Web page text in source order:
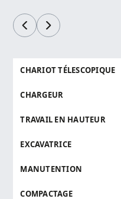
PrécédentSuivant
CHARIOT TÉLESCOPIQUE
CHARGEUR
TRAVAIL EN HAUTEUR
EXCAVATRICE
MANUTENTION
COMPACTAGE